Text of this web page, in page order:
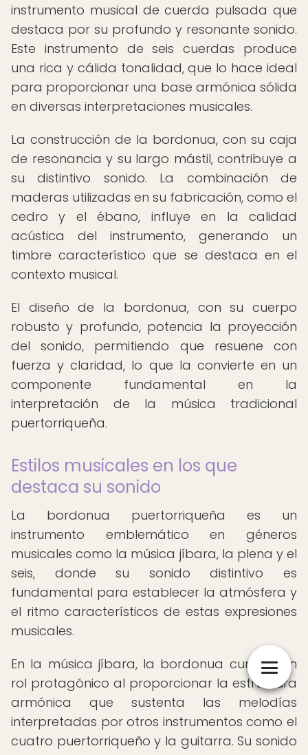
instrumento musical de cuerda pulsada que
destaca por su profundo y resonante sonido.
Este instrumento de seis cuerdas produce
una rica y cálida tonalidad, que lo hace ideal
para proporcionar una base armónica sólida
en diversas interpretaciones musicales.
La construcción de la bordonua, con su caja
de resonancia y su largo mástil, contribuye a
su distintivo sonido. La combinación de
maderas utilizadas en su fabricación, como el
cedro y el ébano, influye en la calidad
acústica del instrumento, generando un
timbre característico que se destaca en el
contexto musical.
El diseño de la bordonua, con su cuerpo
robusto y profundo, potencia la proyección
del sonido, permitiendo que resuene con
fuerza y claridad, lo que la convierte en un
componente fundamental en la
interpretación de la música tradicional
puertorriqueña.
Estilos musicales en los que
destaca su sonido
La bordonua puertorriqueña es un
instrumento emblemático en géneros
musicales como la música jíbara, la plena y el
seis, donde su sonido distintivo es
fundamental para establecer la atmósfera y
el ritmo característicos de estas expresiones
musicales.
En la música jíbara, la bordonua cumple un
rol protagónico al proporcionar la estructura
armónica que sustenta las melodías
interpretadas por otros instrumentos como el
cuatro puertorriqueño y la guitarra. Su sonido